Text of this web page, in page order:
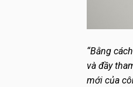
“Bằng
và đầy
mới của